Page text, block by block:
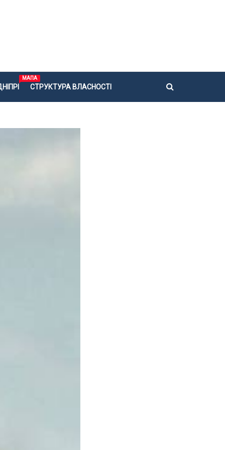
МАПА
СТРУКТУРА ВЛАСНОСТІ